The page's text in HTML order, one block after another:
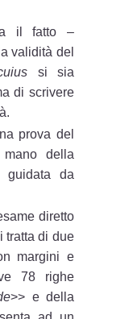
il fatto –
validità del
si sia
di scrivere
prova del
della
guidata da
diretto
tratta di due
margini e
78 righe
>> e della